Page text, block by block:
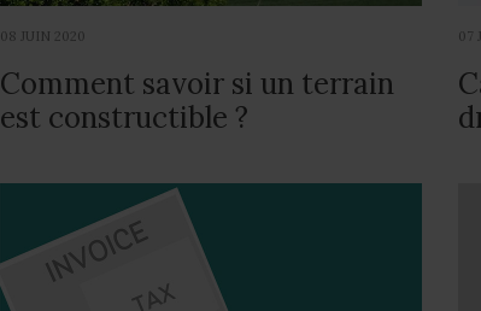
08 JUIN 2020
Comment savoir si un terrain
est constructible ?
07